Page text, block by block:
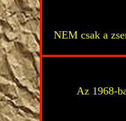
NEM csak a
Az 1968-